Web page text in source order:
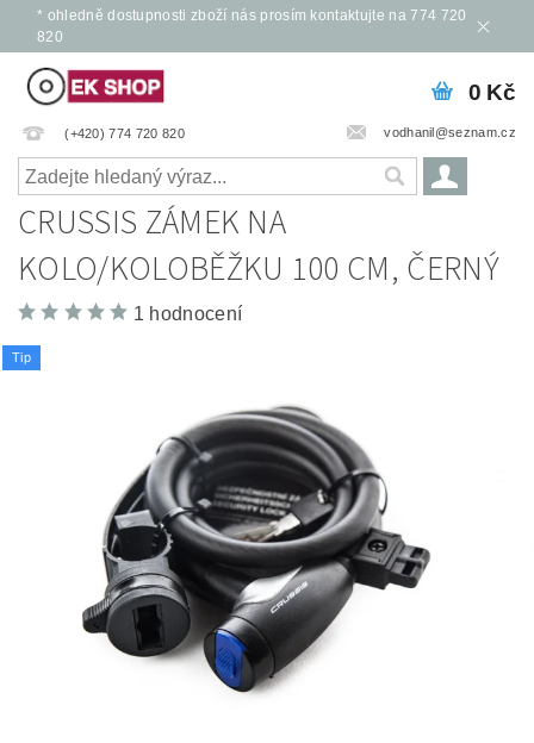
* ohledně dostupnosti zboží nás prosím kontaktujte na 774 720
820
(+420) 774 720 820 vodhanil@seznam.cz
0 Kč
CRUSSIS ZÁMEK NA
KOLO/KOLOBĚŽKU 100 CM, ČERNÝ
1 hodnocení
Tip